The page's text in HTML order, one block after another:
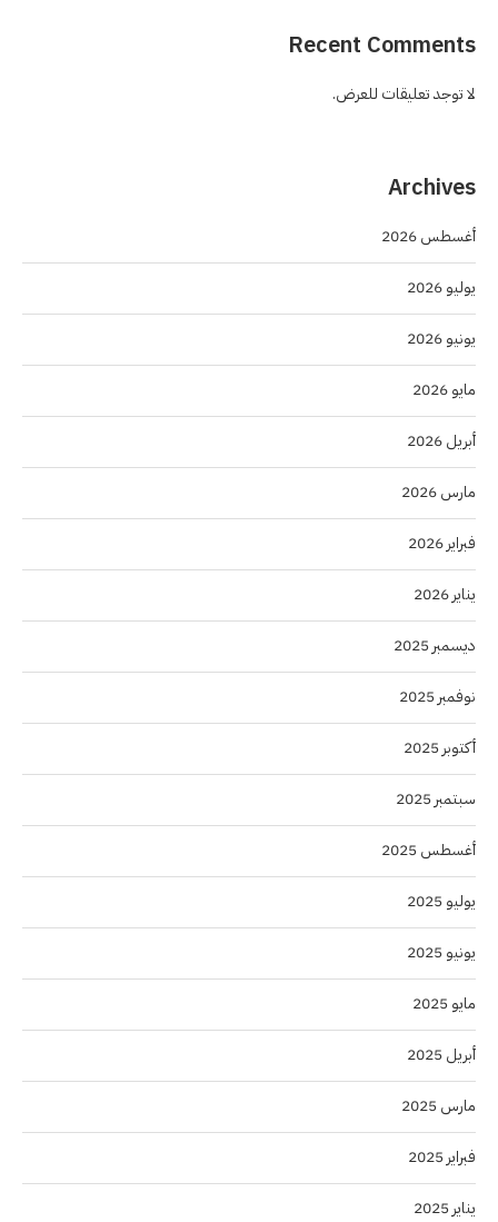
Recent Comments
لا توجد تعليقات للعرض.
Archives
أغسطس 2026
يوليو 2026
يونيو 2026
مايو 2026
أبريل 2026
مارس 2026
فبراير 2026
يناير 2026
ديسمبر 2025
نوفمبر 2025
أكتوبر 2025
سبتمبر 2025
أغسطس 2025
يوليو 2025
يونيو 2025
مايو 2025
أبريل 2025
مارس 2025
فبراير 2025
يناير 2025